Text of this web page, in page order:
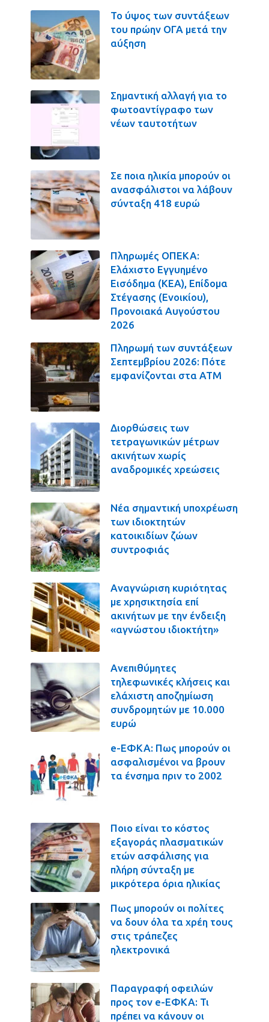
Το ύψος των συντάξεων
του πρώην ΟΓΑ μετά την
αύξηση
Σημαντική αλλαγή για το
φωτοαντίγραφο των
νέων ταυτοτήτων
Σε ποια ηλικία μπορούν οι
ανασφάλιστοι να λάβουν
σύνταξη 418 ευρώ
Πληρωμές ΟΠΕΚΑ:
Ελάχιστο Εγγυημένο
Εισόδημα (ΚΕΑ), Επίδομα
Στέγασης (Ενοικίου),
Προνοιακά Αυγούστου
2026
Πληρωμή των συντάξεων
Σεπτεμβρίου 2026: Πότε
εμφανίζονται στα ΑΤΜ
Διορθώσεις των
τετραγωνικών μέτρων
ακινήτων χωρίς
αναδρομικές χρεώσεις
Νέα σημαντική υποχρέωση
των ιδιοκτητών
κατοικιδίων ζώων
συντροφιάς
Αναγνώριση κυριότητας
με χρησικτησία επί
ακινήτων με την ένδειξη
«αγνώστου ιδιοκτήτη»
Ανεπιθύμητες
τηλεφωνικές κλήσεις και
ελάχιστη αποζημίωση
συνδρομητών με 10.000
ευρώ
e-ΕΦΚΑ: Πως μπορούν οι
ασφαλισμένοι να βρουν
τα ένσημα πριν το 2002
Ποιο είναι το κόστος
εξαγοράς πλασματικών
ετών ασφάλισης για
πλήρη σύνταξη με
μικρότερα όρια ηλικίας
Πως μπορούν οι πολίτες
να δουν όλα τα χρέη τους
στις τράπεζες
ηλεκτρονικά
Παραγραφή οφειλών
προς τον e-ΕΦΚΑ: Τι
πρέπει να κάνουν οι